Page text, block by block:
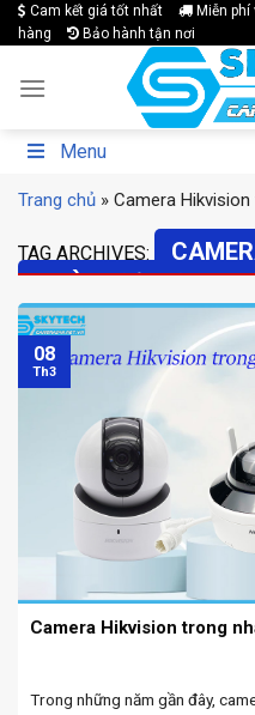
Skip
to
Cam kết giá tốt nhất Miễn
hàng
Bảo hành tận nơi
Menu
Trang chủ » Camera
TAG ARCHIVES:
NHÀ ĐƯỢC ƯA
Camera Hikvision trong
Trong những năm gần đây,
08
Th3